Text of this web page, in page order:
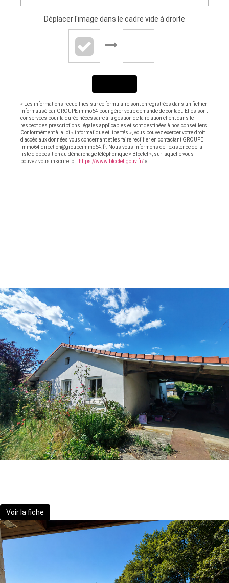
Déplacer l'image dans le cadre vide à droite
« Les informations recueillies sur ce formulaire sont enregistrées dans un fichier
informatisé par GROUPE immo64 pour gérer votre demande de contact. Elles sont
conservées pour la durée nécessaire à la gestion de la relation client dans le
respect des prescriptions légales applicables et sont destinées à nos conseillers
Conformément à la loi « informatique et libertés », vous pouvez exercer votre droit
d'accès aux données vous concernant et les faire rectifier en contactant GROUPE
immo64 direction@groupeimmo64.fr. Nous vous informons de l'existence de la
liste d'opposition au démarchage téléphonique « Bloctel », sur laquelle vous
pouvez vous inscrire ici : https://www.bloctel.gouv.fr/»
Voir la fiche